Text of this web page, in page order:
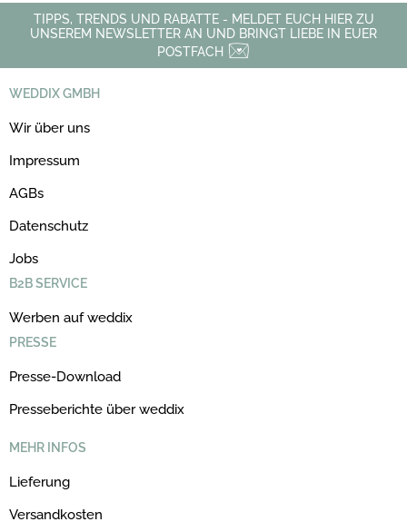
TIPPS, TRENDS UND RABATTE - MELDET EUCH HIER ZU
UNSEREM NEWSLETTER AN UND BRINGT LIEBE IN EUER
POSTFACH
WEDDIX GMBH
Wir über uns
Impressum
AGBs
Datenschutz
Jobs
B2B SERVICE
Werben auf weddix
PRESSE
Presse-Download
Presseberichte über weddix
MEHR INFOS
Lieferung
Versandkosten